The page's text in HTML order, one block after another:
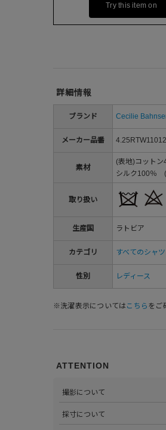
Try this item on
詳細情報
ブランド Cecilie
メーカー品番 4.25RTW11012
素材
(表地)コット
シルク100％ (
取り扱い
生産国 ラトビア
カテゴリ すべてのシャ
性別 レディース
※洗濯表示については こちら をご
ATTENTION
撮影について
心がけています。詳しくは
採寸について